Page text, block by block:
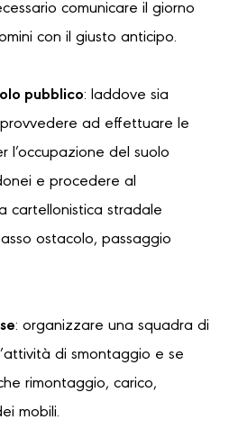
comunicare il giorno
con il giusto anticipo.
pubblico: laddove sia
ad effettuare le
l’occupazione del suolo
e procedere al
cartellonistica stradale
ostacolo, passaggio
: organizzare una squadra di
di smontaggio e se
rimontaggio, carico,
mobili.